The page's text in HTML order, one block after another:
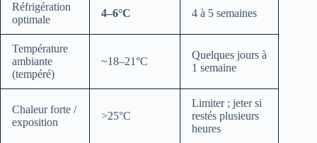
Réfrigération
optimale
4–6°C 4 à 5 semaines
Température
ambiante
(tempéré)
~18–21°C
Quelques jours à
1 semaine
Chaleur forte /
exposition
>25°C
Limiter ; jeter si
restés plusieurs
heures